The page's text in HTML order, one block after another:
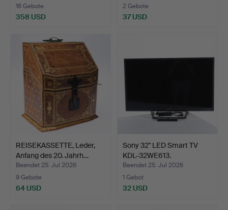
16 Gebote
358 USD
2 Gebote
37 USD
REISEKASSETTE, Leder,
Anfang des 20. Jahrh…
Beendet 25. Jul 2026
9 Gebote
64 USD
Sony 32" LED Smart TV
KDL-32WE613.
Beendet 25. Jul 2026
1 Gebot
32 USD